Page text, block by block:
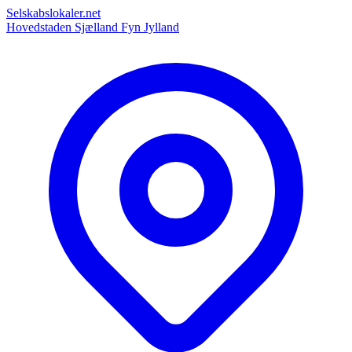
Selskabslokaler.net
Hovedstaden Sjælland Fyn Jylland